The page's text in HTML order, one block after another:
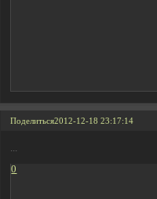
Поделиться2012-12-18 23:17:14
0